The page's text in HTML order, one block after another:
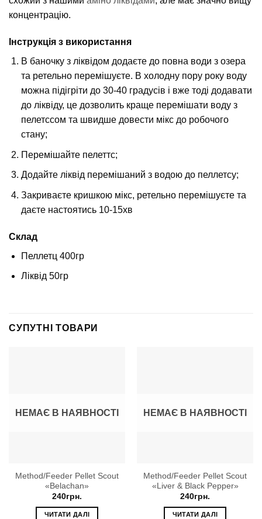
концентрацію.
Інструкція з використання
В баночку з ліквідом додаєте до повна води з озера
та ретельно перемішуєте. В холодну пору року воду
можна підігріти до 30-40 градусів і вже тоді додавати
до ліквіду, це дозволить краще перемішати воду з
пелетссом та швидше довести мікс до робочого
стану;
Перемішайте пелеттс;
Додайте ліквід перемішаний з водою до пеллетсу;
Закриваєте кришкою мікс, ретельно перемішуєте та
даєте настоятись 10-15хв
Склад
Пеллетц 400гр
Ліквід 50гр
СУПУТНІ ТОВАРИ
НЕМАЄ В НАЯВНОСТІ
Method/Feeder Pellet Scout
«Belachan»
240грн.
ЧИТАТИ ДАЛІ
НЕМАЄ В НАЯВНОСТІ
Method/Feeder Pellet Scout
«Liver & Black Pepper»
240грн.
ЧИТАТИ ДАЛІ